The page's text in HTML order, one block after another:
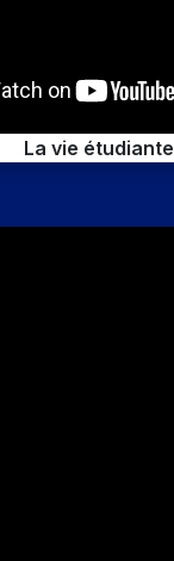
La vie étudiante